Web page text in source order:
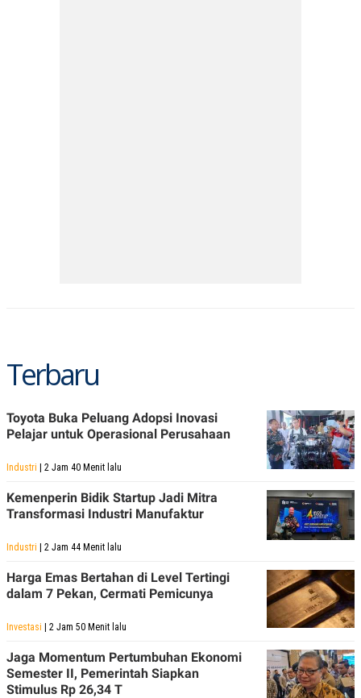
Terbaru
Toyota Buka Peluang Adopsi Inovasi
Pelajar untuk Operasional Perusahaan
Industri | 2 Jam 40 Menit lalu
Kemenperin Bidik Startup Jadi Mitra
Transformasi Industri Manufaktur
Industri | 2 Jam 44 Menit lalu
Harga Emas Bertahan di Level Tertingi
dalam 7 Pekan, Cermati Pemicunya
Investasi | 2 Jam 50 Menit lalu
Jaga Momentum Pertumbuhan Ekonomi
Semester II, Pemerintah Siapkan
Stimulus Rp 26,34 T